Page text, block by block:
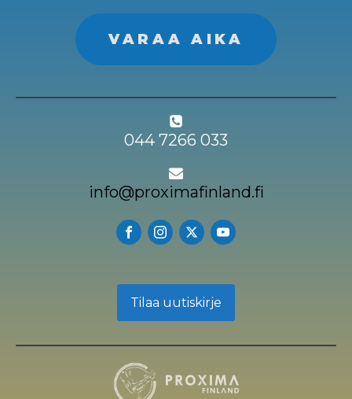
VARAA AIKA
044 7266 033
info@proximafinland.fi
Tilaa uutiskirje